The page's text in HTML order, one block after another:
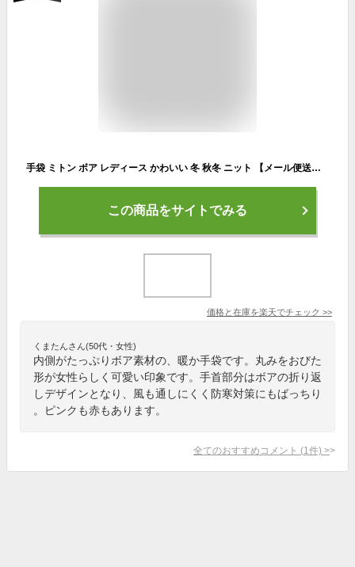
手袋 ミトン ボア レディース かわいい 冬 秋冬 ニット 【メール便送料無料】 グローブ ムートン ハンドウォーマー あったかい 暖か アンゴラ 黒 ブラック 白 茶 グレー ベージュ 赤 ピンク もこもこ おしゃれ 裏ボア 防寒 プレ [gr-008]
この商品をサイトでみる
価格と在庫を楽天でチェック >>
くまたんさん(50代・女性)
内側がたっぷりボア素材の、暖か手袋です。丸みをおびた
形が女性らしく可愛い印象です。手首部分はボアの折り返
しデザインとなり、風も通しにくく防寒対策にもばっちり
。ピンクも赤もあります。
全てのおすすめコメント (1 件) >